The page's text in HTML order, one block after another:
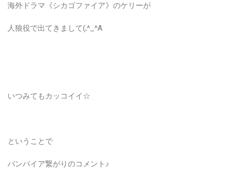
海外ドラマ《シカゴファイア》のケリーが
人狼役で出てきまして(;^_^A
いつみてもカッコイイ☆
ということで
バンパイア繋がりのコメント♪